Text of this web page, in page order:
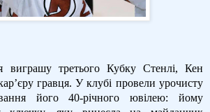
виграшу третього Кубку Стенлі, Кен
гравця. У клубі провели урочисту
його 40-річного ювілею: йому